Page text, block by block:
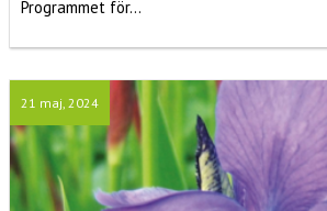
Programmet för...
21 maj, 2024